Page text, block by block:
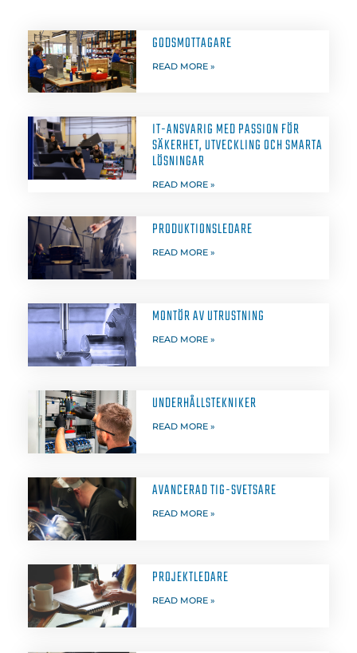
GODSMOTTAGARE
READ MORE »
IT-ANSVARIG MED PASSION FÖR
SÄKERHET, UTVECKLING OCH SMARTA
LÖSNINGAR
READ MORE »
PRODUKTIONSLEDARE
READ MORE »
MONTÖR AV UTRUSTNING
READ MORE »
UNDERHÅLLSTEKNIKER
READ MORE »
AVANCERAD TIG-SVETSARE
READ MORE »
PROJEKTLEDARE
READ MORE »